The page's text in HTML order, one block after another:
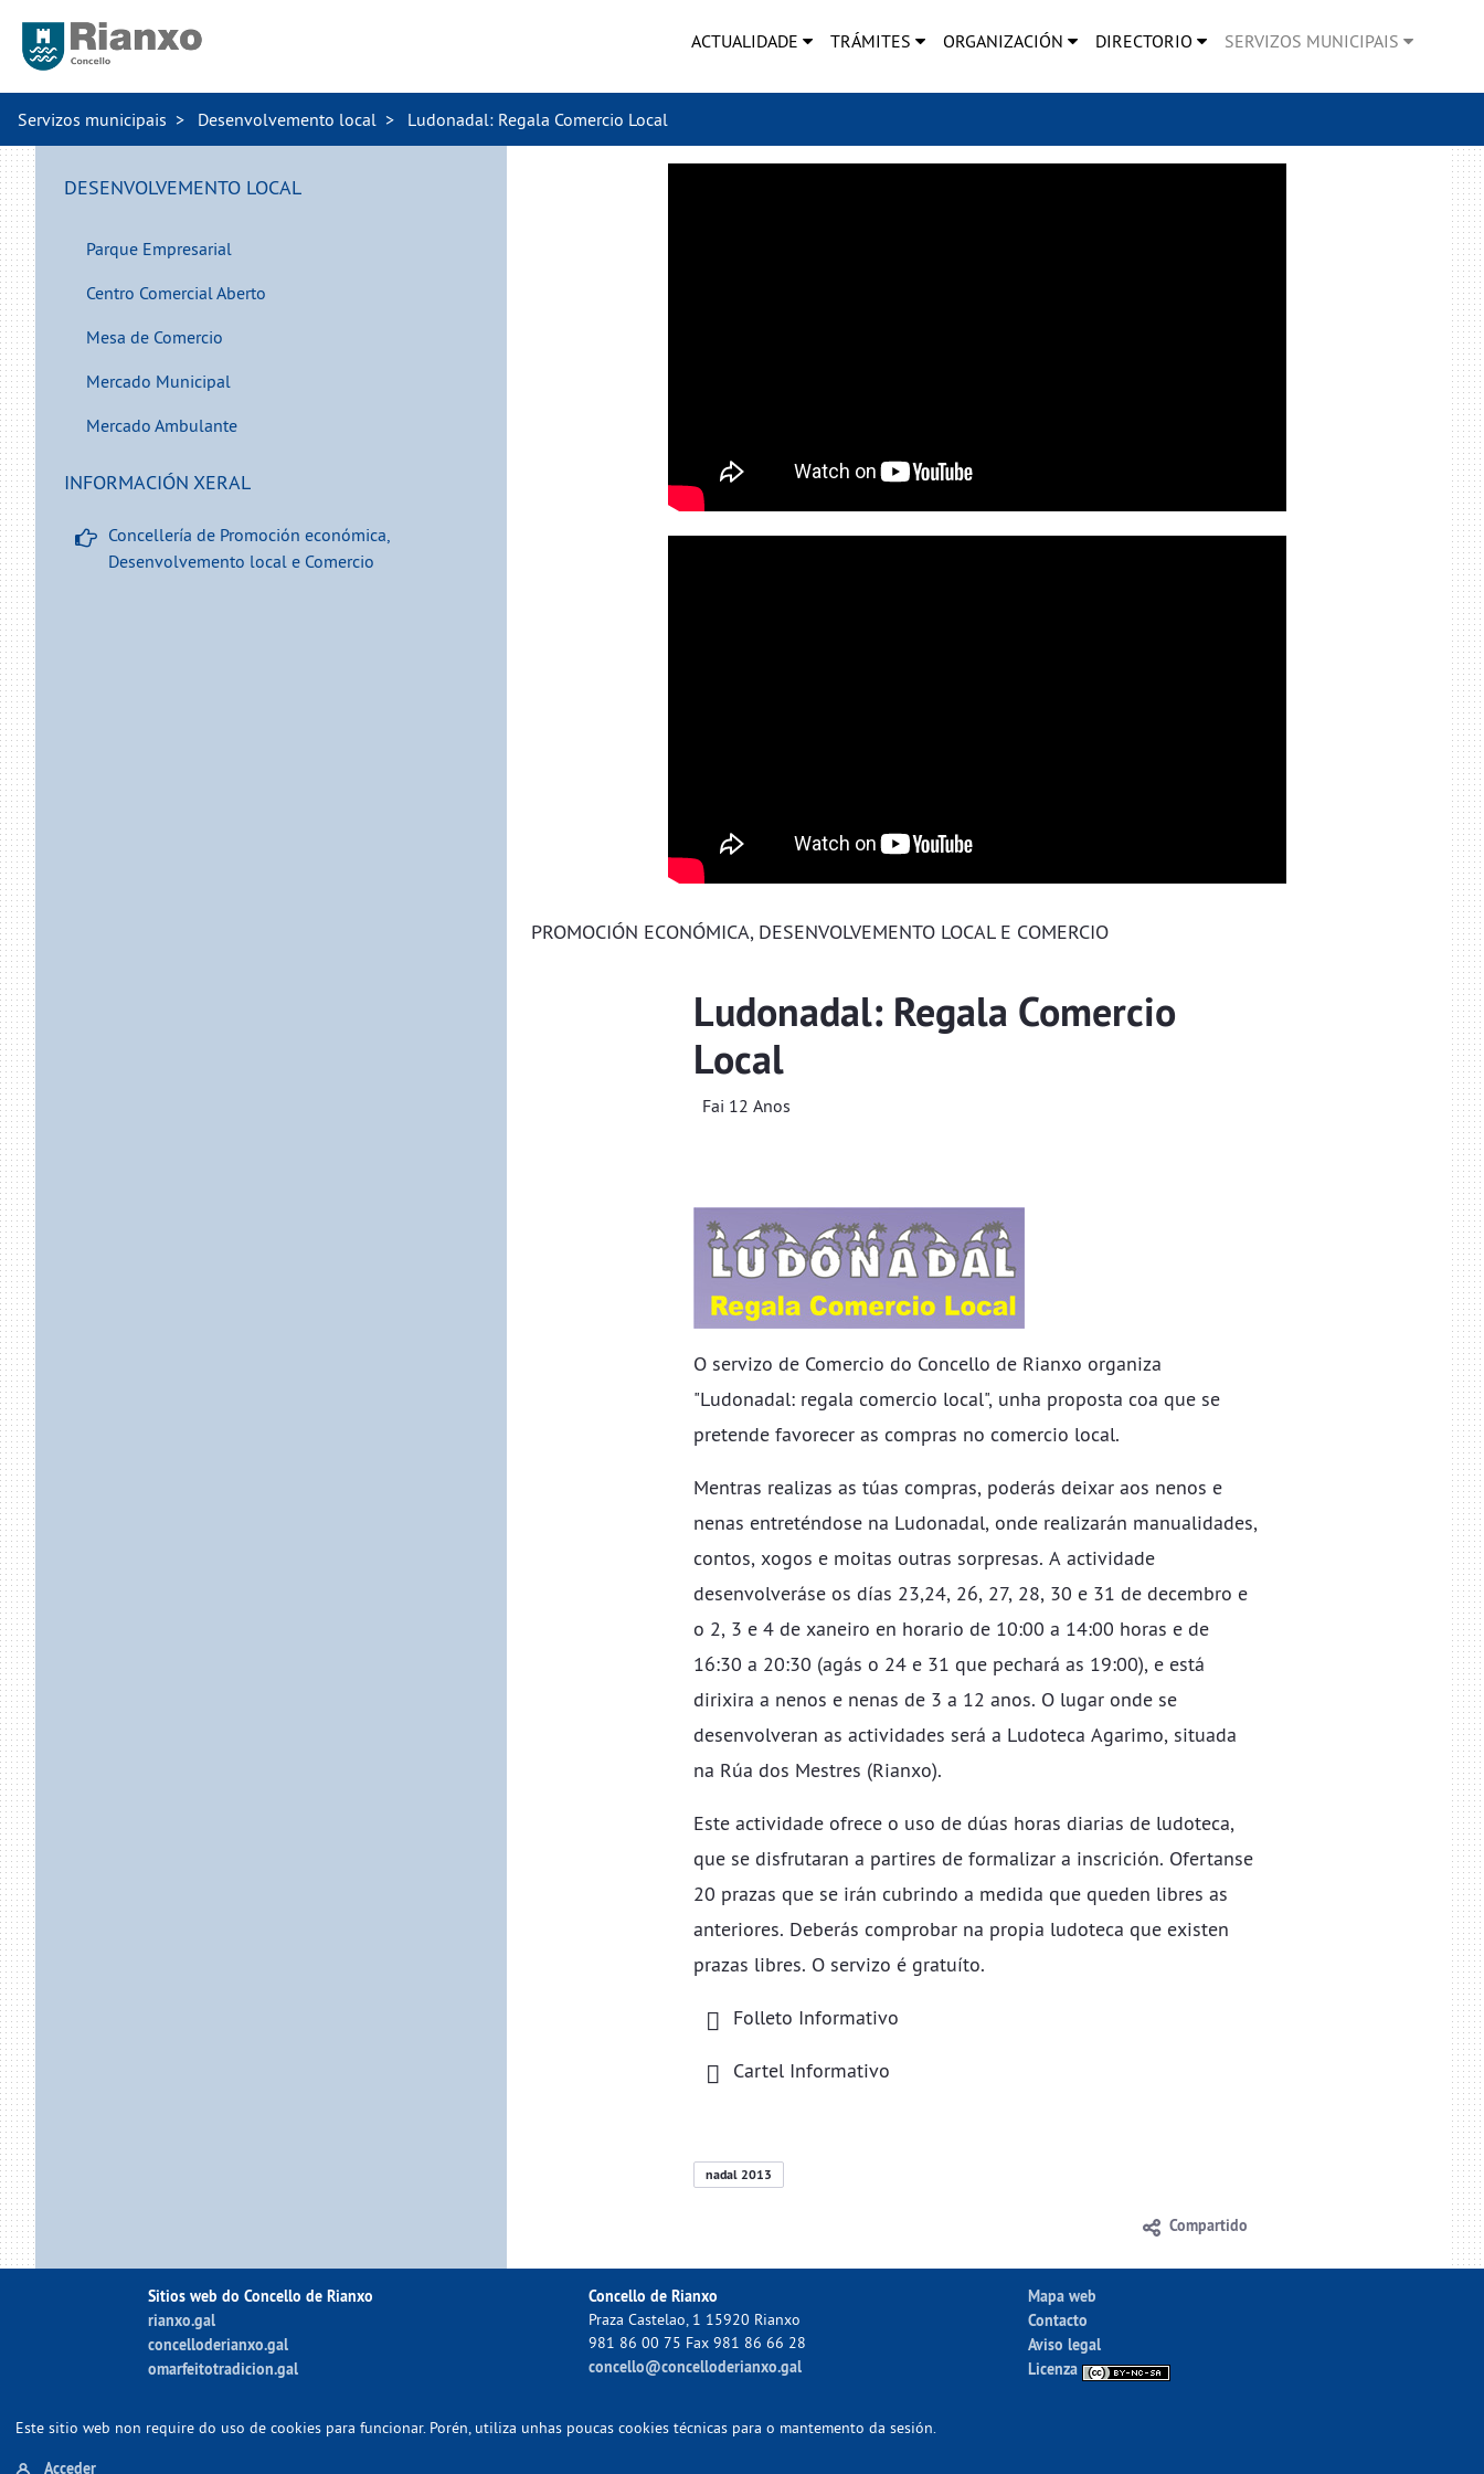
ACTUALIDADE TRÁMITES ORGANIZACIÓN DIRECTORIO SERVIZOS MUNICIPAIS
Servizos municipais Desenvolvemento local Ludonadal: Regala Comercio Local
DESENVOLVEMENTO LOCAL
Parque Empresarial
Centro Comercial Aberto
Mesa de Comercio
Mercado Municipal
Mercado Ambulante
INFORMACIÓN XERAL
Concellería de Promoción económica,
Desenvolvemento local e Comercio
PROMOCIÓN ECONÓMICA, DESENVOLVEMENTO LOCAL E COMERCIO
Ludonadal: Regala Comercio
Local
Fai 12 Anos
O servizo de Comercio do Concello de Rianxo organiza
"Ludonadal: regala comercio local", unha proposta coa que se
pretende favorecer as compras no comercio local.
Mentras realizas as túas compras, poderás deixar aos nenos e
nenas entreténdose na Ludonadal, onde realizarán manualidades,
contos, xogos e moitas outras sorpresas. A actividade
desenvolveráse os días 23,24, 26, 27, 28, 30 e 31 de decembro e
o 2, 3 e 4 de xaneiro en horario de 10:00 a 14:00 horas e de
16:30 a 20:30 (agás o 24 e 31 que pechará as 19:00), e está
dirixira a nenos e nenas de 3 a 12 anos. O lugar onde se
desenvolveran as actividades será a Ludoteca Agarimo, situada
na Rúa dos Mestres (Rianxo).
Este actividade ofrece o uso de dúas horas diarias de ludoteca,
que se disfrutaran a partires de formalizar a inscrición. Ofertanse
20 prazas que se irán cubrindo a medida que queden libres as
anteriores. Deberás comprobar na propia ludoteca que existen
prazas libres. O servizo é gratuíto.
Folleto Informativo
Cartel Informativo
nadal 2013
Compartido
Sitios web do Concello de Rianxo
rianxo.gal
concelloderianxo.gal
omarfeitotradicion.gal
Concello de Rianxo
Praza Castelao, 1 15920 Rianxo
981 86 00 75 Fax 981 86 66 28
concello@concelloderianxo.gal
Mapa web
Contacto
Aviso legal
Licenza
Este sitio web non require do uso de cookies para funcionar. Porén, utiliza unhas poucas cookies técnicas para o mantemento da sesión.
Acceder